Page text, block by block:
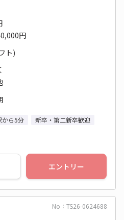
円
ト)
から5分
新卒・第二新卒歓迎
エントリー
No：TS26-0624688